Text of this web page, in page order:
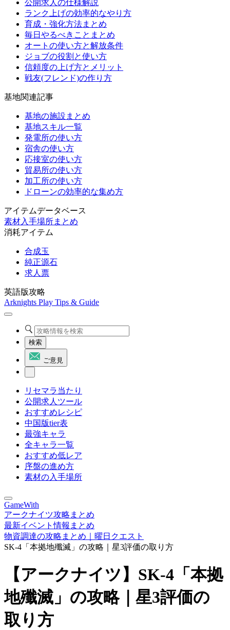
公開求人の仕様解説
ランク上げの効率的なやり方
育成・強化方法まとめ
毎日やるべきことまとめ
オートの使い方と解放条件
ジョブの役割と使い方
信頼度の上げ方とメリット
戦友(フレンド)の作り方
基地関連記事
基地の施設まとめ
基地スキル一覧
発電所の使い方
宿舎の使い方
応接室の使い方
貿易所の使い方
加工所の使い方
ドローンの効率的な集め方
アイテムデータベース
素材入手場所まとめ
消耗アイテム
合成玉
純正源石
求人票
英語版攻略
Arknights Play Tips & Guide
検索
ご意見
リセマラ当たり
公開求人ツール
おすすめレシピ
中国版tier表
最強キャラ
全キャラ一覧
おすすめ低レア
序盤の進め方
素材の入手場所
GameWith
アークナイツ攻略まとめ
最新イベント情報まとめ
物資調達の攻略まとめ｜曜日クエスト
SK-4「本拠地殲滅」の攻略｜星3評価の取り方
【アークナイツ】SK-4「本拠
地殲滅」の攻略｜星3評価の
取り方